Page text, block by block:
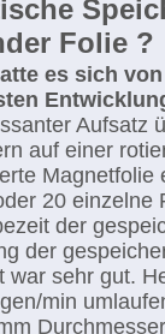
Folie ?
es sich
Aufsatz
auf einer
20 einzelne
der
der
war sehr gut.
min